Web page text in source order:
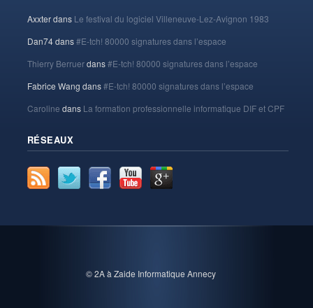
Axxterdans Le festival du logiciel Villeneuve-Lez-Avignon 1983
Dan74dans#E-tch! 80000 signatures dans l’espace
Thierry Berruerdans#E-tch! 80000 signatures dans l’espace
Fabrice Wang dans#E-tch! 80000 signatures dans l’espace
Caroline dans La formation professionnelle informatique DIF et CPF
RÉSEAUX
© 2A à Zaide Informatique Annecy